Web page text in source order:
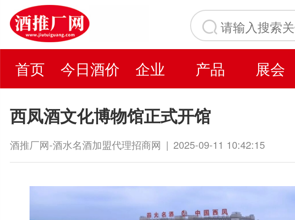
首页 今日酒价 企业 产品
展会
百科
西凤酒文化博物馆正式开馆
酒推厂网-酒水名酒加盟代理招商网 | 2025-09-11 10:42:15